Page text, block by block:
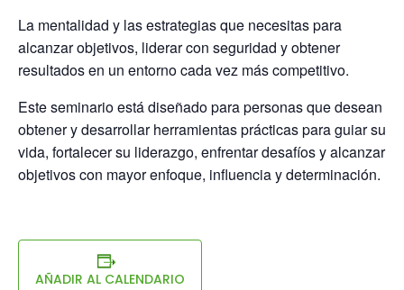
La mentalidad y las estrategias que necesitas para
alcanzar objetivos, liderar con seguridad y obtener
resultados en un entorno cada vez más competitivo.
Este seminario está diseñado para personas que desean
obtener y desarrollar herramientas prácticas para guiar su
vida, fortalecer su liderazgo, enfrentar desafíos y alcanzar
objetivos con mayor enfoque, influencia y determinación.
AÑADIR AL CALENDARIO